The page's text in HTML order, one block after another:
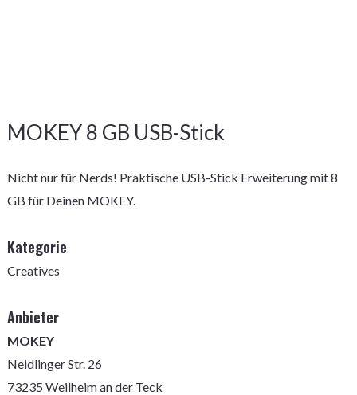
MOKEY 8 GB USB-Stick
Nicht nur für Nerds! Praktische USB-Stick Erweiterung mit 8
GB für Deinen MOKEY.
Kategorie
Creatives
Anbieter
MOKEY
Neidlinger Str. 26
73235 Weilheim an der Teck